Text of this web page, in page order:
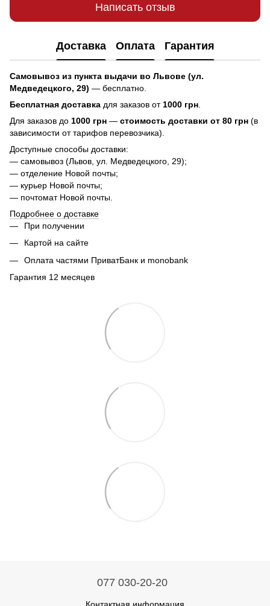
Написать отзыв
Доставка Оплата Гарантия
Самовывоз из пункта выдачи во Львове (ул.
Медведецкого, 29) — бесплатно.
Бесплатная доставка для заказов от 1000 грн
Для заказов до 1000 грн — стоимость доставки от 80 грн (в
зависимости от тарифов перевозчика).
Доступные способы доставки:
— самовывоз (Львов, ул. Медведецкого, 29);
— отделение Новой почты;
— курьер Новой почты;
— почтомат Новой почты.
Подробнее о доставке
При получении
Картой на сайте
Оплата частями ПриватБанк и monobank
Гарантия 12 месяцев
077 030-20-20